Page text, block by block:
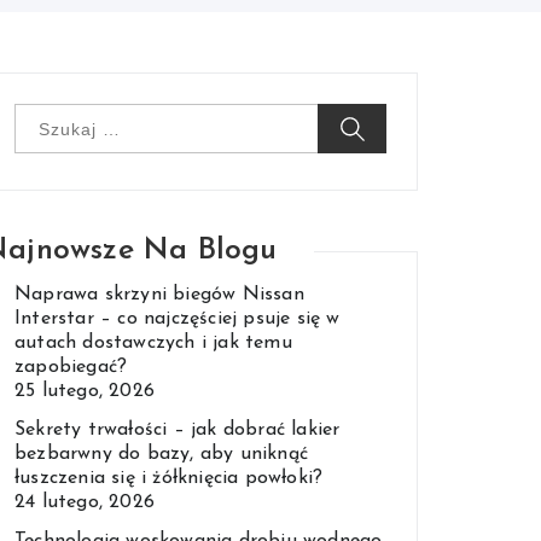
Na Blogu
Naprawa skrzyni biegów Nissan
Interstar – co najczęściej psuje się w
autach dostawczych i jak temu
zapobiegać?
25 lutego, 2026
Sekrety trwałości – jak dobrać lakier
bezbarwny do bazy, aby uniknąć
łuszczenia się i żółknięcia powłoki?
24 lutego, 2026